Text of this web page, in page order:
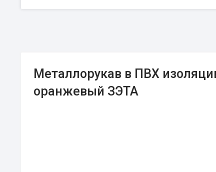
Металлорукав в ПВХ
оранжевый ЗЭТА